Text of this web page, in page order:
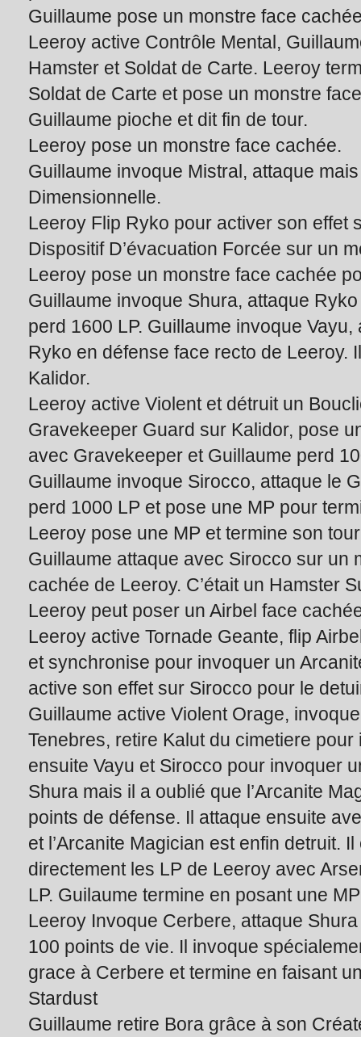
Guillaume pose un monstre face
Leeroy active Contrôle Mental,
Hamster et Soldat de Carte. Leeroy
Soldat de Carte et pose un monstre
Guillaume pioche et dit fin de tour.
Leeroy pose un monstre face cachée.
Guillaume invoque Mistral, attaque
Dimensionnelle.
Leeroy Flip Ryko pour activer son effet
Dispositif D’évacuation Forcée sur un
Leeroy pose un monstre face cachée
Guillaume invoque Shura, attaque
perd 1600 LP. Guillaume invoque
Ryko en défense face recto de Leeroy.
Kalidor.
Leeroy active Violent et détruit un
Gravekeeper Guard sur Kalidor, pose
avec Gravekeeper et Guillaume perd
Guillaume invoque Sirocco, attaque le
perd 1000 LP et pose une MP pour
Leeroy pose une MP et termine son
Guillaume attaque avec Sirocco sur un
cachée de Leeroy. C’était un Hamster
Leeroy peut poser un Airbel face
Leeroy active Tornade Geante, flip
et synchronise pour invoquer un
active son effet sur Sirocco pour le
Guillaume active Violent Orage,
Tenebres, retire Kalut du cimetiere
ensuite Vayu et Sirocco pour invoquer
Shura mais il a oublié que l’Arcanite
points de défense. Il attaque ensuite
et l’Arcanite Magician est enfin detruit.
directement les LP de Leeroy avec
LP. Guilaume termine en posant une MP
Leeroy Invoque Cerbere, attaque
100 points de vie. Il invoque
grace à Cerbere et termine en faisant
Stardust
Guillaume retire Bora grâce à son